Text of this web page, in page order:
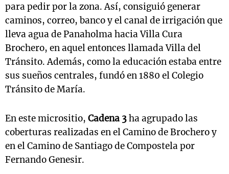
para pedir por la zona. Así, consiguió generar
caminos, correo, banco y el canal de irrigación que
lleva agua de Panaholma hacia Villa Cura
Brochero, en aquel entonces llamada Villa del
Tránsito. Además, como la educación estaba entre
sus sueños centrales, fundó en 1880 el Colegio
Tránsito de María.
En este micrositio, Cadena 3ha agrupado las
coberturas realizadas en el Camino de Brochero y
en el Camino de Santiago de Compostela por
Fernando Genesir.